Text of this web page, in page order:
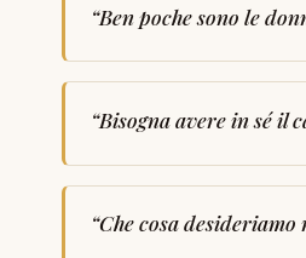
“Ben poche sono le
“Bisogna avere in sé il
“Che cosa